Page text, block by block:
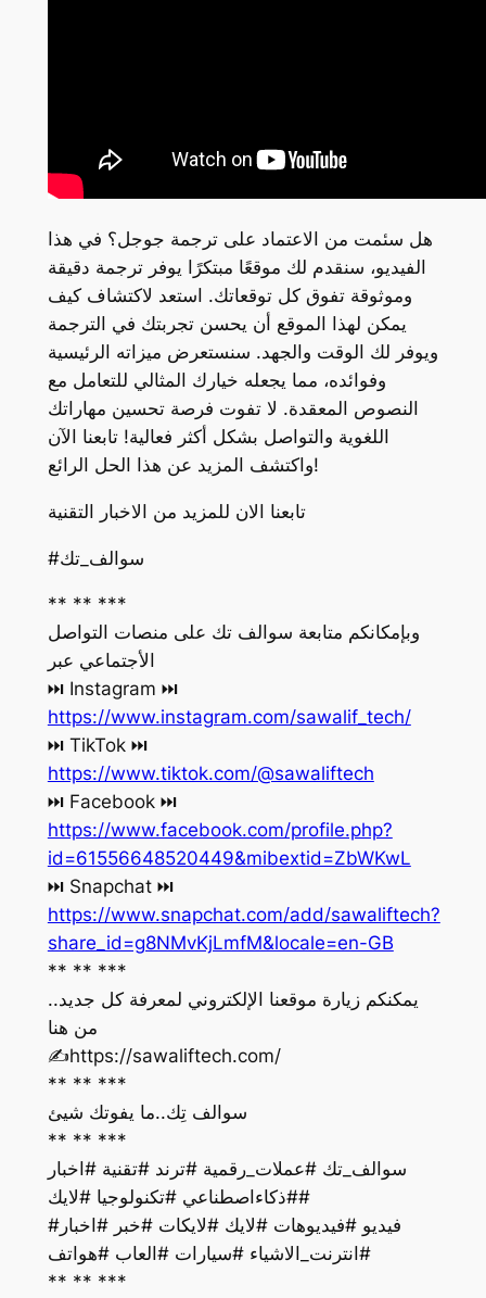
هل سئمت من الاعتماد على ترجمة جوجل؟ في هذا
الفيديو، سنقدم لك موقعًا مبتكرًا يوفر ترجمة دقيقة
وموثوقة تفوق كل توقعاتك. استعد لاكتشاف كيف
يمكن لهذا الموقع أن يحسن تجربتك في الترجمة
ويوفر لك الوقت والجهد. سنستعرض ميزاته الرئيسية
وفوائده، مما يجعله خيارك المثالي للتعامل مع
النصوص المعقدة. لا تفوت فرصة تحسين مهاراتك
اللغوية والتواصل بشكل أكثر فعالية! تابعنا الآن
واكتشف المزيد عن هذا الحل الرائع!
تابعنا الان للمزيد من الاخبار التقنية
#سوالف_تك
** ** ***
وبإمكانكم متابعة سوالف تك على منصات التواصل
الأجتماعي عبر
‏⏭ Instagram ⏭
https://www.instagram.com/sawalif_tech/
‏⏭ TikTok ⏭
https://www.tiktok.com/@sawaliftech
‏⏭ Facebook ⏭
https://www.facebook.com/profile.php?
id=61556648520449&mibextid=ZbWKwL
‏⏭ Snapchat ⏭
https://www.snapchat.com/add/sawaliftech?
share_id=g8NMvKjLmfM&locale=en-GB
** ** ***
يمكنكم زيارة موقعنا الإلكتروني لمعرفة كل جديد..
من هنا
‏✍️https://sawaliftech.com/
** ** ***
سوالف تِك..ما يفوتك شيئ
** ** ***
سوالف_تك #عملات_رقمية #ترند #تقنية #اخبار
#ذكاءاصطناعي #تكنولوجيا #لايك#
فيديو #فيديوهات #لايك #لايكات #خبر #اخبار#
#انترنت_الاشياء #سيارات #العاب #هواتف
** ** ***